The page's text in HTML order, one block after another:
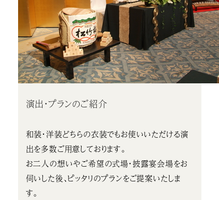
演出・プランのご紹介
和装・洋装どちらの衣装でもお使いいただける演
出を多数ご用意しております。
お二人の想いやご希望の式場・披露宴会場をお
伺いした後、ピッタリのプランをご提案いたしま
す。